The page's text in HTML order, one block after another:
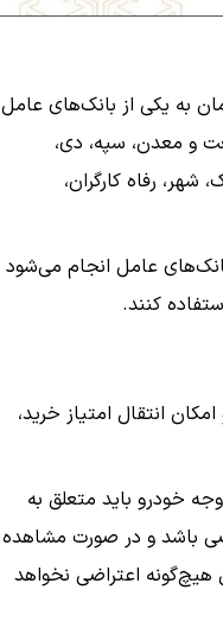
حساب وکالتی و مسدودسازی مبلغ ۵۰۰ میلیون تومان به یکی از بانک‌های عامل
و معدن، سپه، دی،
شهر، رفاه کارگران،
عامل انجام می‌شود
کنند.
انتقال امتیاز خرید،
خودرو باید متعلق به
باشد و در صورت مشاهده
هیچ‌گونه اعتراضی نخواهد